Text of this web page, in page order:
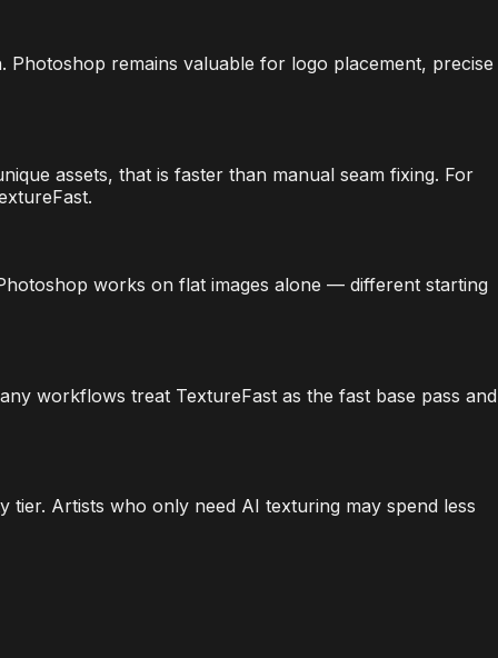
remains valuable for logo placement, precise
assets, that is faster than manual seam fixing. For
works on flat images alone — different starting
workflows treat TextureFast as the fast base pass and
tier. Artists who only need AI texturing may spend less